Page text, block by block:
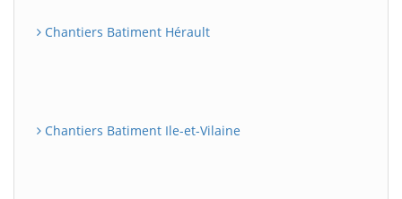
Chantiers Batiment Hérault
Chantiers Batiment Ile-et-Vilaine